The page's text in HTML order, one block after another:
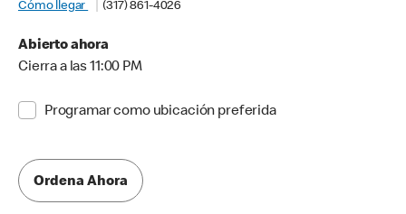
Cómo llegar
(317) 861-4026
Abierto ahora
Cierra a las 11:00 PM
Programar como ubicación preferida
Ordena Ahora